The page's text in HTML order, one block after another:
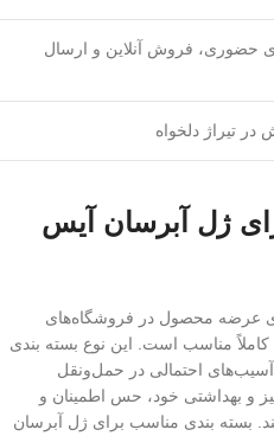
حضوری، فروش آنلاین و ارسال
تیراژ دلخواه
ژل آبرسان آیس
عرضه محصول در فروشگاه‌های
مناسب است. این نوع بسته‌ بندی
احتمالی در حمل‌ونقل
و بهداشتی خود، حس اطمینان و
بسته‌ بندی مناسب برای ژل آبرسان